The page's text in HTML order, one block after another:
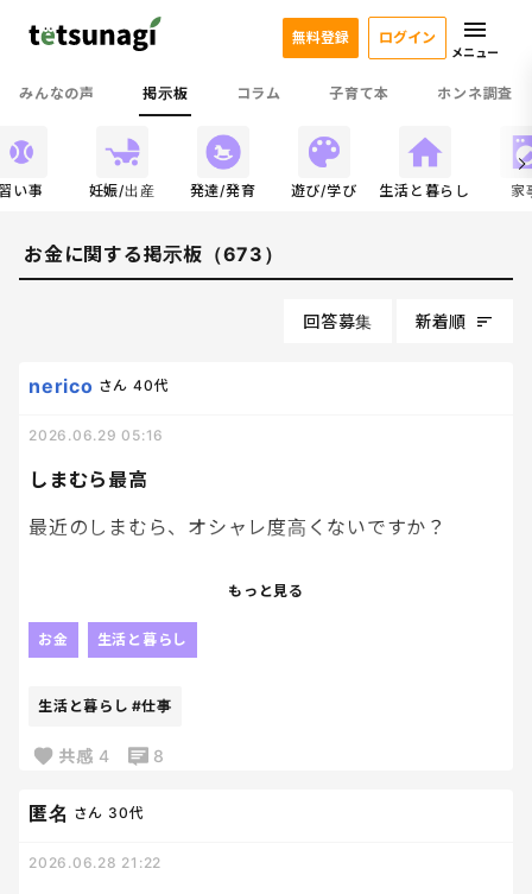
みんなの声 掲示板 コラム 子育て本 ホンネ調査
無料登録 ログイン
メニュー
い事 妊娠/出産 発達/発育 遊び/学び 生活と暮らし 家
お金に関する掲示板（673）
回答募集 新着順
しまむら最高
nerico さん 40代
2026.06.29 05:16
最近のしまむら、オシャレ度高くないですか？
特にタオルが可愛くて、大人買いしてしまいまし
今日仕事終わってから行ってしまった😂
もっと見る
お金 生活と暮らし
生活と暮らし #仕事
共感 4 8
匿名 さん 30代
2026.06.28 21:22